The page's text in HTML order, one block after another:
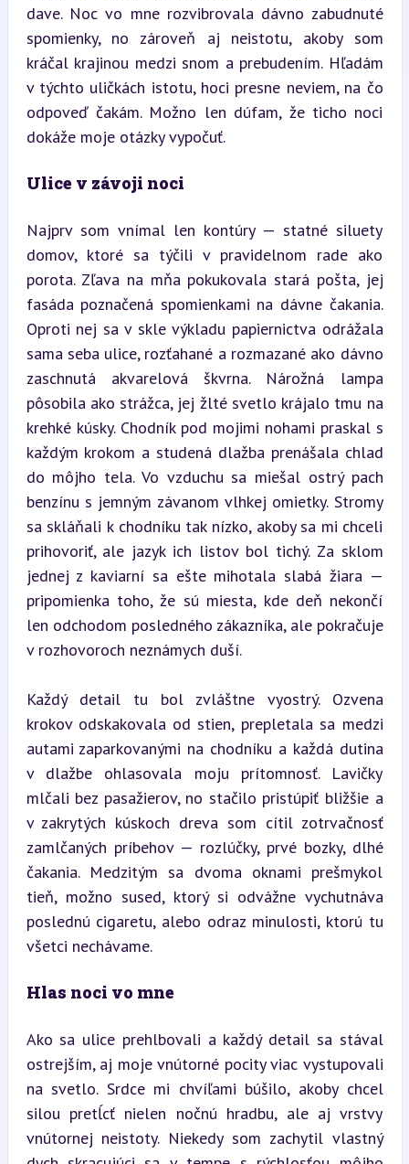
dave. Noc vo mne rozvibrovala dávno zabudnuté
spomienky, no zároveň aj neistotu, akoby som
kráčal krajinou medzi snom a prebudením. Hľadám
v týchto uličkách istotu, hoci presne neviem, na čo
odpoveď čakám. Možno len dúfam, že ticho noci
dokáže moje otázky vypočuť.
Ulice v závoji noci
Najprv som vnímal len kontúry — statné siluety
domov, ktoré sa týčili v pravidelnom rade ako
porota. Zľava na mňa pokukovala stará pošta, jej
fasáda poznačená spomienkami na dávne čakania.
Oproti nej sa v skle výkladu papiernictva odrážala
sama seba ulice, rozťahané a rozmazané ako dávno
zaschnutá akvarelová škvrna. Nárožná lampa
pôsobila ako strážca, jej žlté svetlo krájalo tmu na
krehké kúsky. Chodník pod mojimi nohami praskal s
každým krokom a studená dlažba prenášala chlad
do môjho tela. Vo vzduchu sa miešal ostrý pach
benzínu s jemným závanom vlhkej omietky. Stromy
sa skláňali k chodníku tak nízko, akoby sa mi chceli
prihovoriť, ale jazyk ich listov bol tichý. Za sklom
jednej z kaviarní sa ešte mihotala slabá žiara —
pripomienka toho, že sú miesta, kde deň nekončí
len odchodom posledného zákazníka, ale pokračuje
v rozhovoroch neznámych duší.
Každý detail tu bol zvláštne vyostrý. Ozvena
krokov odskakovala od stien, prepletala sa medzi
autami zaparkovanými na chodníku a každá dutina
v dlažbe ohlasovala moju prítomnosť. Lavičky
mlčali bez pasažierov, no stačilo pristúpiť bližšie a
v zakrytých kúskoch dreva som cítil zotrvačnosť
zamlčaných príbehov — rozlúčky, prvé bozky, dlhé
čakania. Medzitým sa dvoma oknami prešmykol
tieň, možno sused, ktorý si odvážne vychutnáva
poslednú cigaretu, alebo odraz minulosti, ktorú tu
všetci nechávame.
Hlas noci vo mne
Ako sa ulice prehlbovali a každý detail sa stával
ostrejším, aj moje vnútorné pocity viac vystupovali
na svetlo. Srdce mi chvíľami búšilo, akoby chcel
silou pretĺcť nielen nočnú hradbu, ale aj vrstvy
vnútornej neistoty. Niekedy som zachytil vlastný